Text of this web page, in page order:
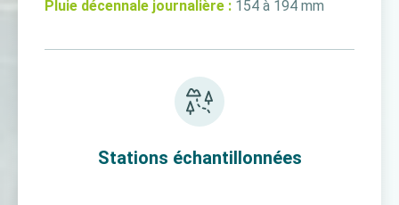
Pluie décennale journalière : 154 à 194 mm
Stations échantillonnées